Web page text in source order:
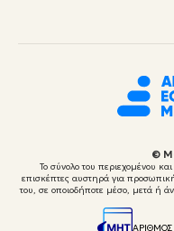
©
Το σύνολο του περιεχομένου
επισκέπτες αυστηρά για
του, σε οποιοδήποτε μέσο, μετά ή